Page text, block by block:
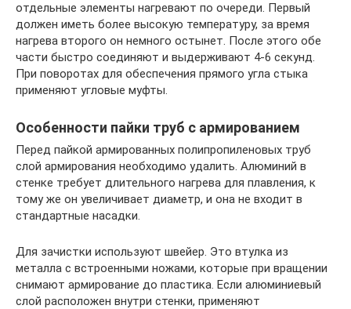
отдельные элементы нагревают по очереди. Первый
должен иметь более высокую температуру, за время
нагрева второго он немного остынет. После этого обе
части быстро соединяют и выдерживают 4-6 секунд.
При поворотах для обеспечения прямого угла стыка
применяют угловые муфты.
Особенности пайки труб с армированием
Перед пайкой армированных полипропиленовых труб
слой армирования необходимо удалить. Алюминий в
стенке требует длительного нагрева для плавления, к
тому же он увеличивает диаметр, и она не входит в
стандартные насадки.
Для зачистки используют швейер. Это втулка из
металла с встроенными ножами, которые при вращении
снимают армирование до пластика. Если алюминиевый
слой расположен внутри стенки, применяют